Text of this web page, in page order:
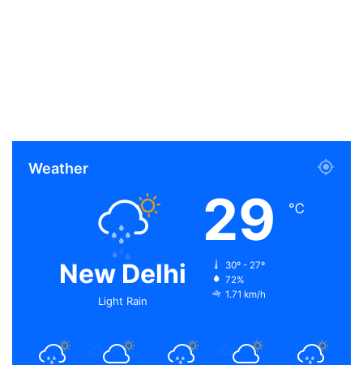
Weather
New Delhi
Light Rain
29 ℃
30º - 27º
72%
1.71 km/h